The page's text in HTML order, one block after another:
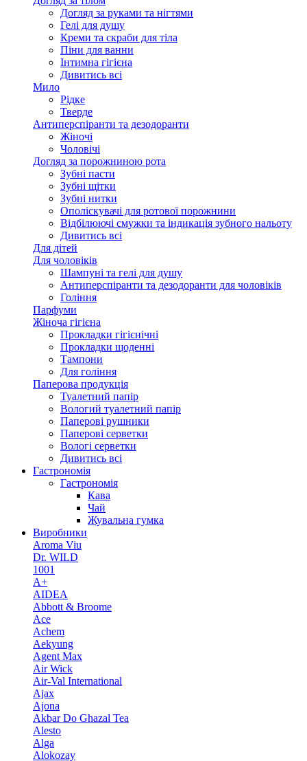
Догляд за руками та нігтями
Гелі для душу
Креми та скраби для тіла
Піни для ванни
Інтимна гігієна
Дивитись всі
Мило
Рідке
Тверде
Антиперспіранти та дезодоранти
Жіночі
Чоловічі
Догляд за порожниною рота
Зубні пасти
Зубні щітки
Зубні нитки
Ополіскувачі для ротової порожнини
Відбілюючі смужки та індикація зубного нальоту
Дивитись всі
Для дітей
Для чоловіків
Шампуні та гелі для душу
Антиперспіранти та дезодоранти для чоловіків
Гоління
Парфуми
Жіноча гігієна
Прокладки гігієнічні
Прокладки щоденні
Тампони
Для гоління
Паперова продукція
Туалетний папір
Вологий туалетний папір
Паперові рушники
Паперові серветки
Вологі серветки
Дивитись всі
Гастрономія
Гастрономія
Кава
Чай
Жувальна гумка
Виробники
Aroma Viu
Dr. WILD
1001
A+
AIDEA
Abbott & Broome
Ace
Achem
Aekyung
Agent Max
Air Wick
Air-Val International
Ajax
Ajona
Akbar Do Ghazal Tea
Alesto
Alga
Alokozay